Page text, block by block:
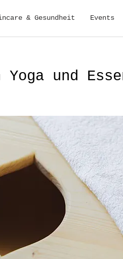
& Gesundheit Events
und